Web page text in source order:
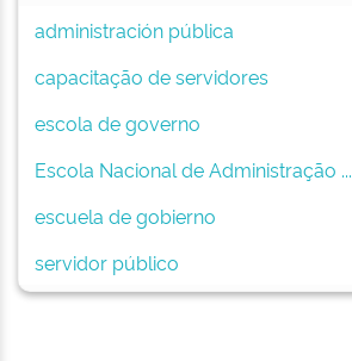
administración pública
capacitação de servidores
escola de governo
Escola Nacional de Administração ...
escuela de gobierno
servidor público